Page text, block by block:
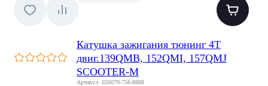
Катушка зажигания тюнинг 4T
двиг.139QMB, 152QMI, 157QMJ
SCOOTER-M
Артикул: 020079-756-8888